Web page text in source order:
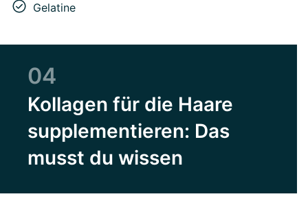
Gelatine
04
Kollagen für die Haare
supplementieren: Das
musst du wissen